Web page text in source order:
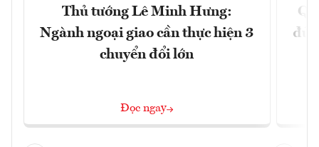
Thủ tướng Lê Minh Hưng:
Ngành ngoại giao cần thực hiện 3
chuyển đổi lớn
Đọc ngay
đủ